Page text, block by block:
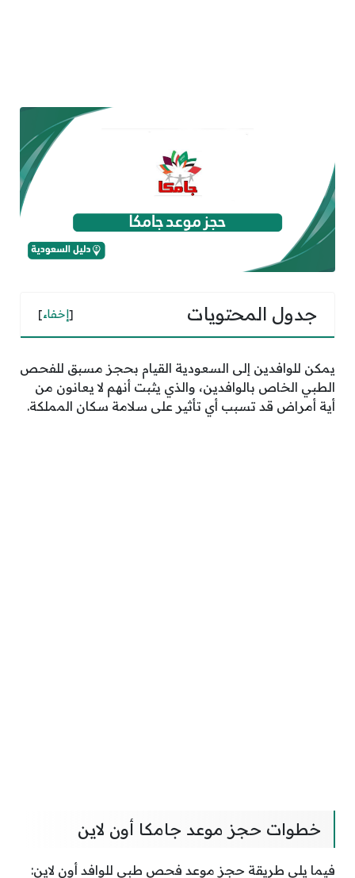
جدول المحتويات [إخفاء]
يمكن للوافدين إلى السعودية القيام بحجز مسبق للفحص
الطبي الخاص بالوافدين، والذي يثبت أنهم لا يعانون من
أية أمراض قد تسبب أي تأثير على سلامة سكان المملكة.
خطوات حجز موعد جامكا أون لاين
فيما يلي طريقة حجز موعد فحص طبي للوافد أون لاين: